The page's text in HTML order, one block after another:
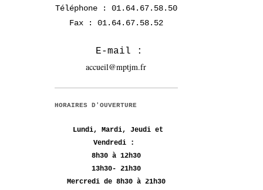
Téléphone : 01.64.67.58.50
Fax : 01.64.67.58.52
E-mail :
accueil@mptjm.fr
HORAIRES D'OUVERTURE
Lundi, Mardi, Jeudi et
Vendredi :
8h30 à 12h30
13h30- 21h30
Mercredi de 8h30 à 21h30